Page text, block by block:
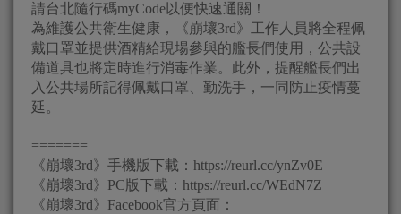
請台北隨行碼myCode以便快速通關！
為維護公共衛生健康，《崩壞3rd》工作人員將全程佩
戴口罩並提供酒精給現場參與的艦長們使用，公共設
備道具也將定時進行消毒作業。此外，提醒艦長們出
入公共場所記得佩戴口罩、勤洗手，一同防止疫情蔓
延。
=======
《崩壞3rd》手機版下載：https://reurl.cc/ynZv0E
《崩壞3rd》PC版下載：https://reurl.cc/WEdN7Z
《崩壞3rd》Facebook官方頁面：